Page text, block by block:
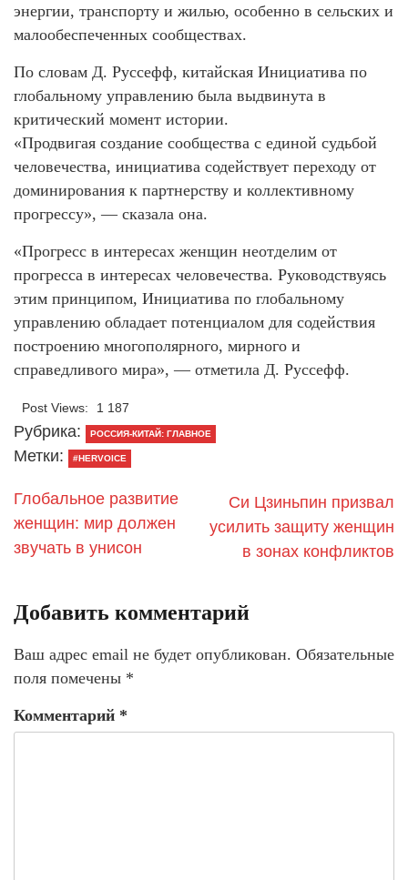
энергии, транспорту и жилью, особенно в сельских и
малообеспеченных сообществах.
По словам Д. Руссефф, китайская Инициатива по
глобальному управлению была выдвинута в
критический момент истории.
«Продвигая создание сообщества с единой судьбой
человечества, инициатива содействует переходу от
доминирования к партнерству и коллективному
прогрессу», — сказала она.
«Прогресс в интересах женщин неотделим от
прогресса в интересах человечества. Руководствуясь
этим принципом, Инициатива по глобальному
управлению обладает потенциалом для содействия
построению многополярного, мирного и
справедливого мира», — отметила Д. Руссефф.
Post Views: 1 187
Рубрика: РОССИЯ-КИТАЙ: ГЛАВНОЕ
Метки: #HERVOICE
Глобальное развитие
женщин: мир должен
звучать в унисон
Си Цзиньпин призвал
усилить защиту женщин
в зонах конфликтов
Добавить комментарий
Ваш адрес email не будет опубликован. Обязательные
поля помечены *
Комментарий *